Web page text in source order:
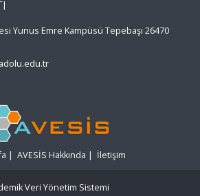
Yunus Emre Kampüsü Tepebaşı 26470
| AVESİS Hakkında | İletişim
Veri Yönetim Sistemi